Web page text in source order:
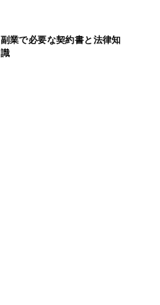
副業で必要な契約書と法律知
識